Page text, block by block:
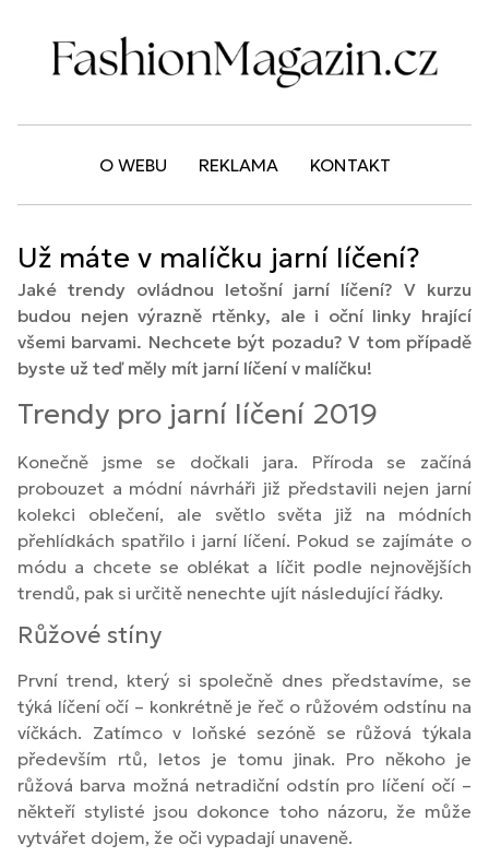
O WEBU REKLAMA KONTAKT
Už máte v malíčku jarní líčení?
Jaké trendy ovládnou letošní jarní líčení? V kurzu
budou nejen výrazně rtěnky, ale i oční linky hrající
všemi barvami. Nechcete být pozadu? V tom případě
byste už teď měly mít jarní líčení v malíčku!
Trendy pro jarní líčení 2019
Konečně jsme se dočkali jara. Příroda se začíná
probouzet a módní návrháři již představili nejen jarní
kolekci oblečení, ale světlo světa již na módních
přehlídkách spatřilo i jarní líčení. Pokud se zajímáte o
módu a chcete se oblékat a líčit podle nejnovějších
trendů, pak si určitě nenechte ujít následující řádky.
Růžové stíny
První trend, který si společně dnes představíme, se
týká líčení očí – konkrétně je řeč o růžovém odstínu na
víčkách. Zatímco v loňské sezóně se růžová týkala
především rtů, letos je tomu jinak. Pro někoho je
růžová barva možná netradiční odstín pro líčení očí –
někteří stylisté jsou dokonce toho názoru, že může
vytvářet dojem, že oči vypadají unaveně.